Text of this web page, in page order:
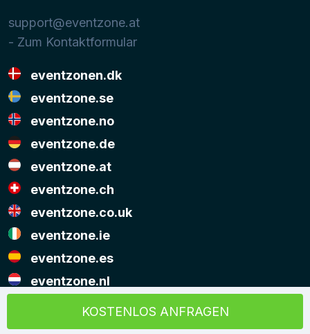
KOSTENLOS ANFRAGEN
support@eventzone.at
- Zum Kontaktformular
eventzonen.dk
eventzone.se
eventzone.no
eventzone.de
eventzone.at
eventzone.ch
eventzone.co.uk
eventzone.ie
eventzone.es
eventzone.nl
© Copyright Eventzone 2026